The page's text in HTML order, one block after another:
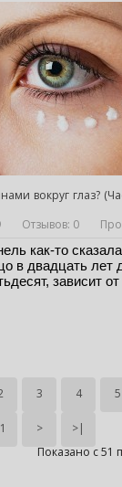
вокруг глаз?
Отзывов: 0
как-то
в двадцать лет
зависит
3 4 5
>
>|
Показано с 51